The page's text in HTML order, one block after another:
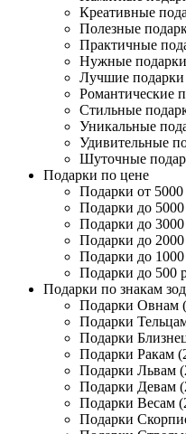
Креативные
Полезные
Практичные
Нужные подарки
Лучшие подарки
Романтические
Стильные
Уникальные
Удивительные
Шуточные
Подарки по цене
Подарки от 5000
Подарки до 5000
Подарки до 3000
Подарки до 2000
Подарки до 1000
Подарки до 500
Подарки по знакам
Подарки Овнам
Подарки
Подарки
Подарки Ракам
Подарки Львам
Подарки Девам
Подарки Весам
Подарки